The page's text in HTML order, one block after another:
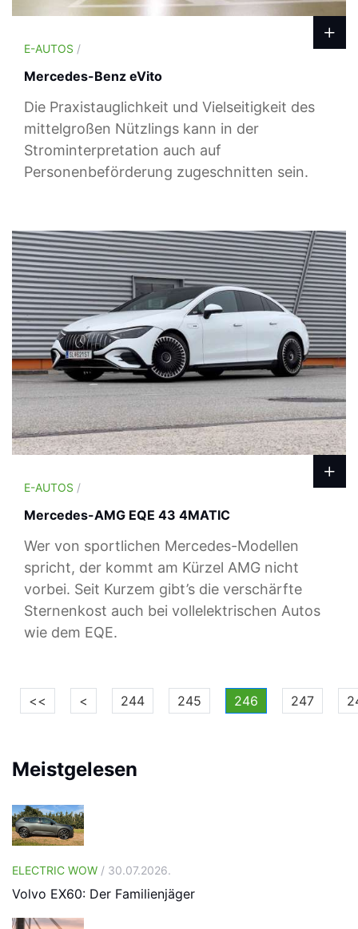
E-AUTOS /
Mercedes-Benz eVito
Die Praxistauglichkeit und Vielseitigkeit des
mittelgroßen Nützlings kann in der
Strominterpretation auch auf
Personenbeförderung zugeschnitten sein.
E-AUTOS /
Mercedes-AMG EQE 43 4MATIC
Wer von sportlichen Mercedes-Modellen
spricht, der kommt am Kürzel AMG nicht
vorbei. Seit Kurzem gibt’s die verschärfte
Sternenkost auch bei vollelektrischen Autos
wie dem EQE.
<< < 244 245 246 247
Meistgelesen
ELECTRIC WOW / 30.07.2026.
Volvo EX60: Der Familienjäger